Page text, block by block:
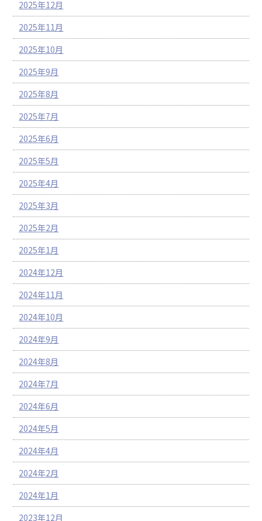
2025年12月
2025年11月
2025年10月
2025年9月
2025年8月
2025年7月
2025年6月
2025年5月
2025年4月
2025年3月
2025年2月
2025年1月
2024年12月
2024年11月
2024年10月
2024年9月
2024年8月
2024年7月
2024年6月
2024年5月
2024年4月
2024年2月
2024年1月
2023年12月